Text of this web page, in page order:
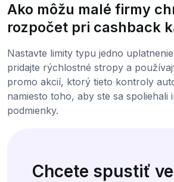
Ako môžu malé firmy
rozpočet pri cashback
Nastavte limity typu jedno
pridajte rýchlostné stropy a
promo akcií, ktorý tieto kontroly
namiesto toho, aby ste sa spoliehali
podmienky.
Chcete spustiť